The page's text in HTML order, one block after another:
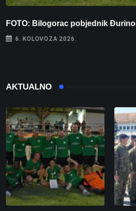
FOTO: Bilogorac pobjednik
6. KOLOVOZA 2026.
AKTUALNO